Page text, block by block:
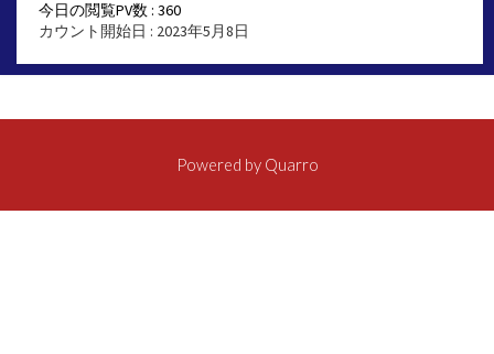
今日の閲覧PV数 : 360
カウント開始日 : 2023年5月8日
Powered by Quarro